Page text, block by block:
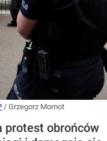
/ Grzegorz Momot
protest obrońców